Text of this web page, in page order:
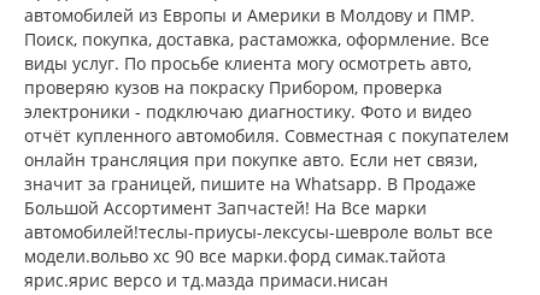
автомобилей из Европы и Америки в Молдову и ПМР.
Поиск, покупка, доставка, растаможка, оформление. Все
виды услуг. По просьбе клиента могу осмотреть авто,
проверяю кузов на покраску Прибором, проверка
электроники - подключаю диагностику. Фото и видео
отчёт купленного автомобиля. Совместная с покупателем
онлайн трансляция при покупке авто. Если нет связи,
значит за границей, пишите на Whatsapp. В Продаже
Большой Ассортимент Запчастей! На Все марки
автомобилей!теслы-приусы-лексусы-шевроле вольт все
модели.вольво хс 90 все марки.форд симак.тайота
ярис.ярис версо и тд.мазда примаси.нисан